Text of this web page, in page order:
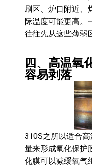
刷区、炉口附近、
际温度可能更高。
往往先从这些薄弱
四、高温氧
容易剥落
310S之所以适合
量来形成氧化保护
化膜可以减缓氧气